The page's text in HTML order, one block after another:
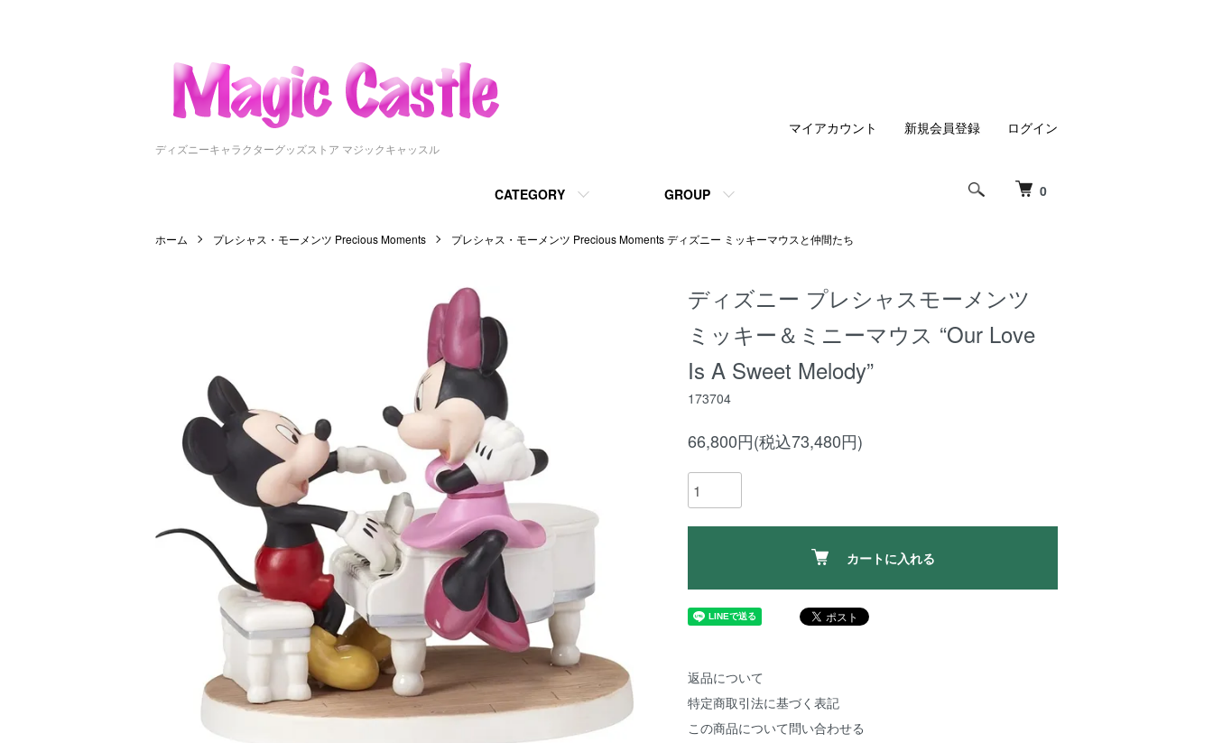
ディズニーキャラクターグッズストア マジックキャッスル
0
CATEGORY GROUP
マイアカウント 新規会員登録 ログイン
ホーム プレシャス・モーメンツ Precious Moments プレシャス・モーメンツ Precious Moments ディズニー ミッキーマウスと仲間たち
ディズニー プレシャスモーメンツ
ミッキー＆ミニーマウス “Our Love
Is A Sweet Melody”
173704
66,800円(税込73,480円)
カートに入れる
返品について
特定商取引法に基づく表記
この商品について問い合わせる